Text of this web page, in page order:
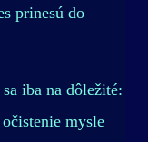
prinesú do
iba na dôležité:
mysle